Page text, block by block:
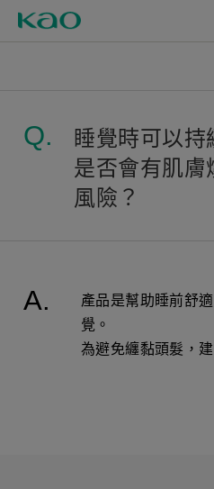
睡覺時可以持
是否會有肌膚
風險？
產品是幫助睡前舒
覺。
為避免纏黏頭髮，